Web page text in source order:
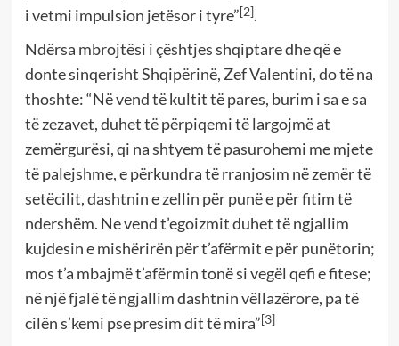
i vetmi impulsion jetësor i tyre”[2].
Ndërsa mbrojtësi i çështjes shqiptare dhe që e
donte sinqerisht Shqipërinë, Zef Valentini, do të na
thoshte: “Në vend të kultit të pares, burim i sa e sa
të zezavet, duhet të përpiqemi të largojmë at
zemërgurësi, qi na shtyem të pasurohemi me mjete
të palejshme, e përkundra të rranjosim në zemër të
setëcilit, dashtnin e zellin për punë e për fitim të
ndershëm. Ne vend t’egoizmit duhet të ngjallim
kujdesin e mishërirën për t’afërmit e për punëtorin;
mos t’a mbajmë t’afërmin tonë si vegël qefi e fitese;
në një fjalë të ngjallim dashtnin vëllazërore, pa të
cilën s’kemi pse presim dit të mira”[3]